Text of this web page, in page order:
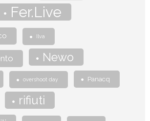
Fer.Live
Ilva
Newo
overshoot day Panacq
rifiuti